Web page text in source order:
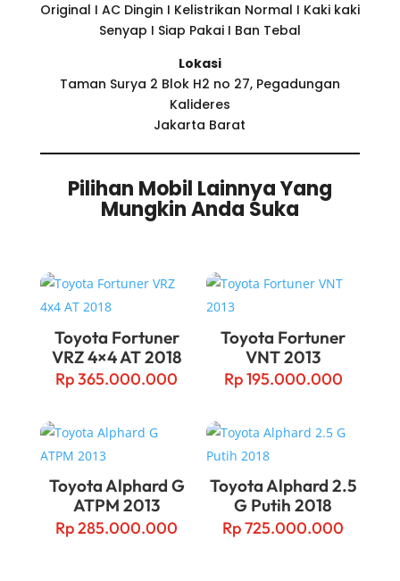
Original I AC Dingin I Kelistrikan Normal I Kaki kaki
Senyap I Siap Pakai I Ban Tebal
Lokasi
Taman Surya 2 Blok H2 no 27, Pegadungan
Kalideres
Jakarta Barat
Pilihan Mobil Lainnya Yang
Mungkin Anda Suka
Toyota Fortuner
VRZ 4×4 AT 2018
Rp365.000.000
Toyota Fortuner
VNT 2013
Rp195.000.000
Toyota Alphard G
ATPM 2013
Rp285.000.000
Toyota Alphard 2.5
G Putih 2018
Rp725.000.000